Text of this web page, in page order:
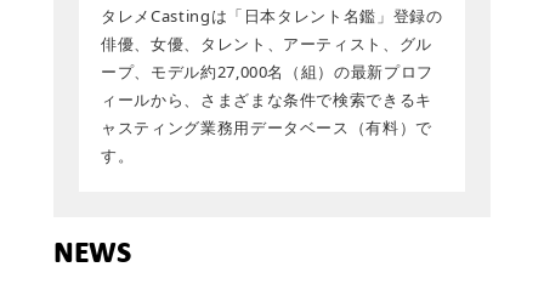
タレメCastingは「日本タレント名鑑」登録の
俳優、女優、タレント、アーティスト、グル
ープ、モデル約27,000名（組）の最新プロフ
ィールから、さまざまな条件で検索できるキ
ャスティング業務用データベース（有料）で
す。
NEWS